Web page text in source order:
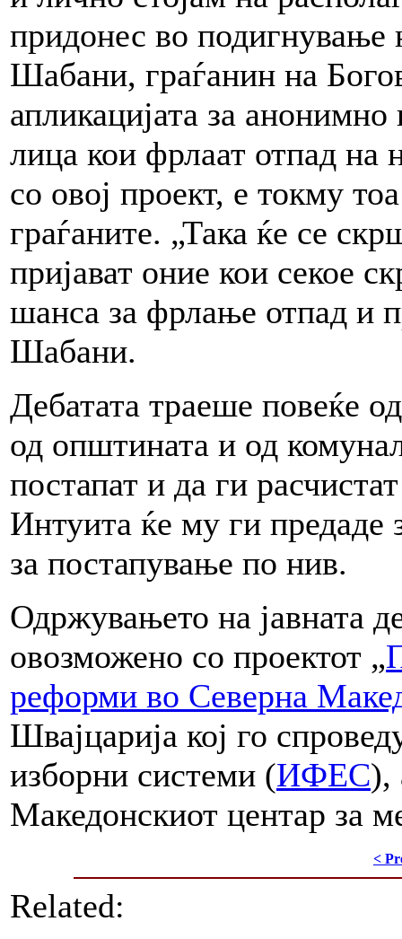
придонес во подигнување
Шабани, граѓанин на
апликацијата за
лица кои фрлаат отпад на
со овој проект, е токму
граѓаните. „Така ќе се
пријават оние кои секое
шанса за фрлање отпад и
Шабани.
Дебатата траеше повеќе
од општината и од
постапат и да ги
Интуита ќе му ги предаде
за постапување по нив.
Одржувањето на јавната
овозможено со проектот „
реформи во Северна
Швајцарија кој го
изборни системи (ИФЕС),
Македонскиот центар за
<
Related: